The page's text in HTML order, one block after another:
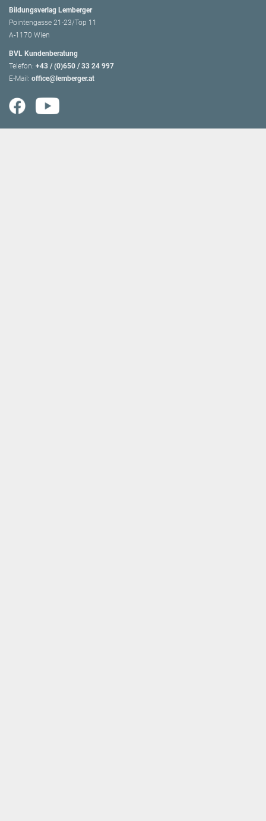
Bildungsverlag Lemberger
Pointengasse 21-23/Top 11
A-1170 Wien
BVL Kundenberatung
Telefon: +43 / (0)650 / 33 24 997
E-Mail: office@lemberger.at